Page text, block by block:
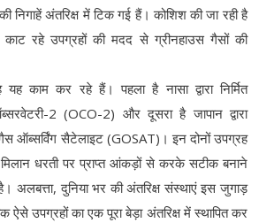
निगाहें अंतरिक्ष में टिक गई हैं। कोशिश की जा रही है
रहे उपग्रहों की मदद से ग्रीनहाउस गैसों की
काम कर रहे हैं। पहला है नासा द्वारा निर्मित
2 (OCO-2) और दूसरा है जापान द्वारा
गैस ऑब्सर्विंग सैटेलाइट (GOSAT)। इन दोनों उपग्रह
धरती पर प्राप्त आंकड़ों से करके सटीक बनाने
अलबत्ता, दुनिया भर की अंतरिक्ष संस्थाएं इस जुगाड़
ऐसे उपग्रहों का एक पूरा बेड़ा अंतरिक्ष में स्थापित कर